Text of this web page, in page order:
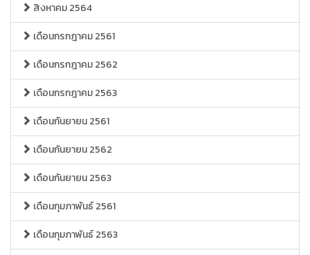
สิงหาคม 2564
เดือนกรกฎาคม 2561
เดือนกรกฎาคม 2562
เดือนกรกฎาคม 2563
เดือนกันยายน 2561
เดือนกันยายน 2562
เดือนกันยายน 2563
เดือนกุมภาพันธ์ 2561
เดือนกุมภาพันธ์ 2563